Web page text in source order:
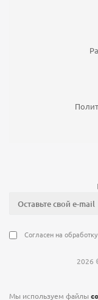
Согласен на
2026
Мы используем файлы